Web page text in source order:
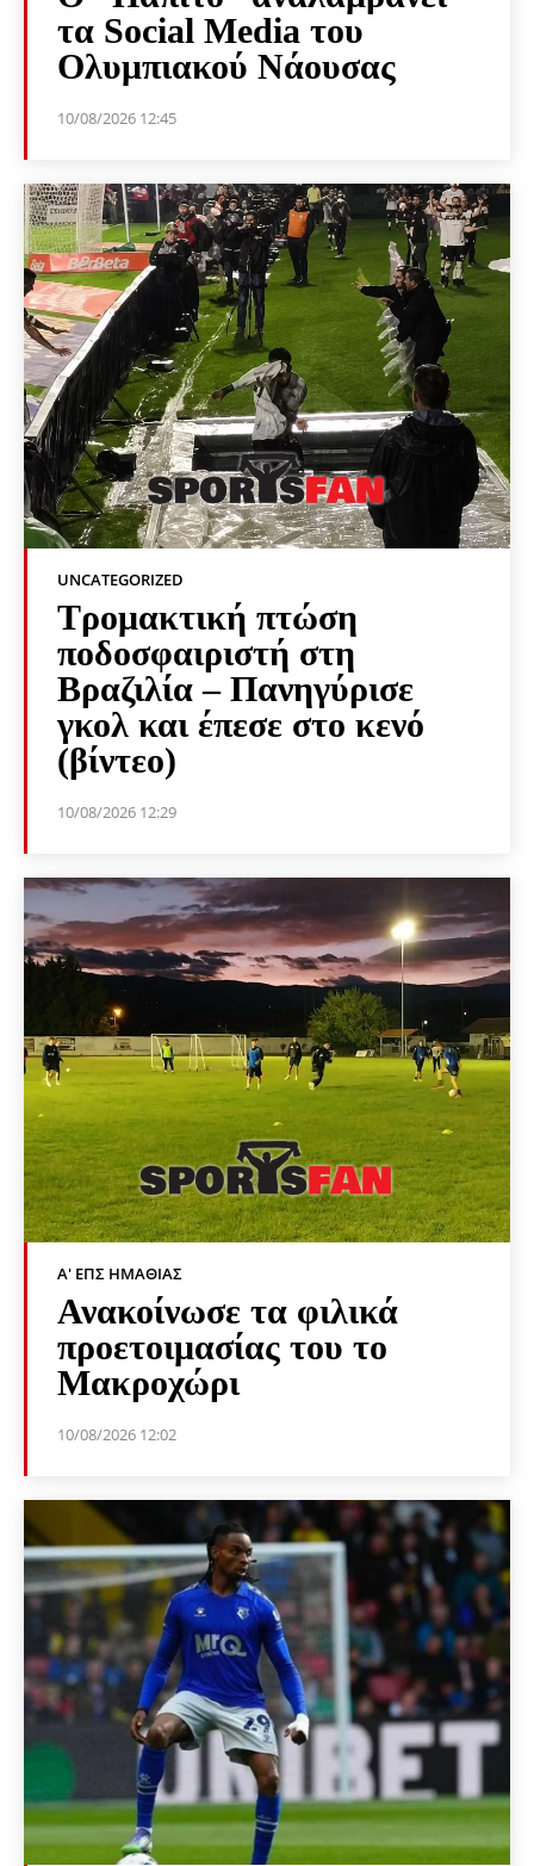
τα Social Media του
Ολυμπιακού Νάουσας
10/08/2026 12:45
UNCATEGORIZED
Τρομακτική πτώση
ποδοσφαιριστή στη
Βραζιλία – Πανηγύρισε
γκολ και έπεσε στο κενό
(βίντεο)
10/08/2026 12:29
Α' ΕΠΣ ΗΜΑΘΊΑΣ
Ανακοίνωσε τα φιλικά
προετοιμασίας του το
Μακροχώρι
10/08/2026 12:02